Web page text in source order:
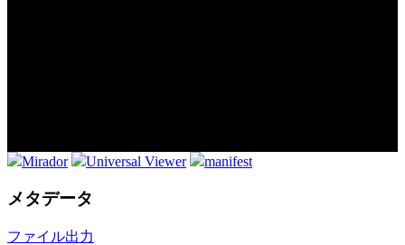
Mirador Universal Viewer manifest
メタデータ
ファイル出力